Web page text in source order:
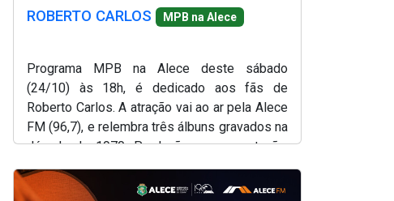
ROBERTO CARLOS MPB na Alece
Programa MPB na Alece deste sábado
(24/10) às 18h, é dedicado aos fãs de
Roberto Carlos. A atração vai ao ar pela Alece
FM (96,7), e relembra três álbuns gravados na
década de 1970. Produção e apresentação,
Renato Abreu.